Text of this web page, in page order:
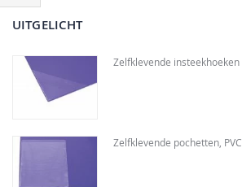
Filteren
UITGELICHT
Zelfklevende insteekhoeken
Zelfklevende pochetten, PVC